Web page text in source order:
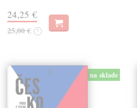
24,25 €
25,00 € ?
na sklade